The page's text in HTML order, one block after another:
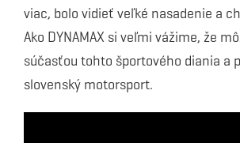
viac, bolo vidieť veľké nasadenie a
Ako DYNAMAX si veľmi vážime, že
súčasťou tohto športového diania a
slovenský motorsport.